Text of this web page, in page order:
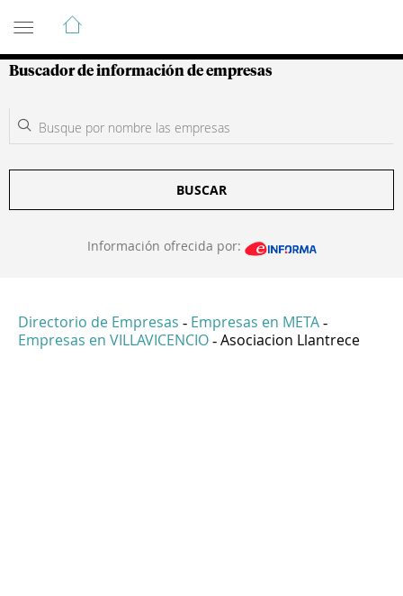
Guía de Empresas Colombianas
Buscador de información de empresas
BUSCAR
Información ofrecida por:
Directorio de Empresas - Empresas en META -
Empresas en VILLAVICENCIO - Asociacion Llantrece